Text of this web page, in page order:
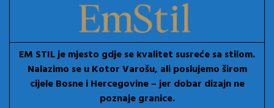
EM STIL je mjesto gdje se kvalitet susreće sa stilom.
Nalazimo se u Kotor Varošu, ali poslujemo širom
cijele Bosne i Hercegovine – jer dobar dizajn ne
poznaje granice.